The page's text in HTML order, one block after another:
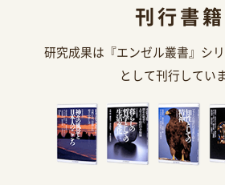
刊行書籍
研究成果は『エンゼル叢書』シ
として刊行してい